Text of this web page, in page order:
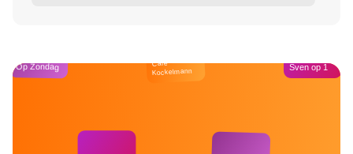
Op Zondag Café
Kockelmann Sven op 1